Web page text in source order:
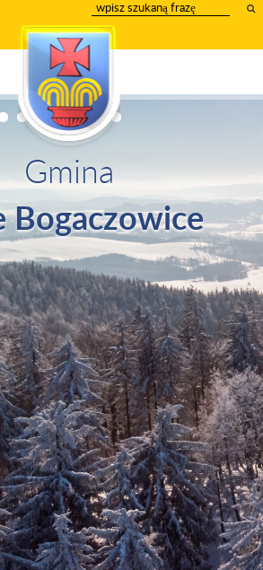
wpisz
szukany
tekst
Gmina
Bogaczowice